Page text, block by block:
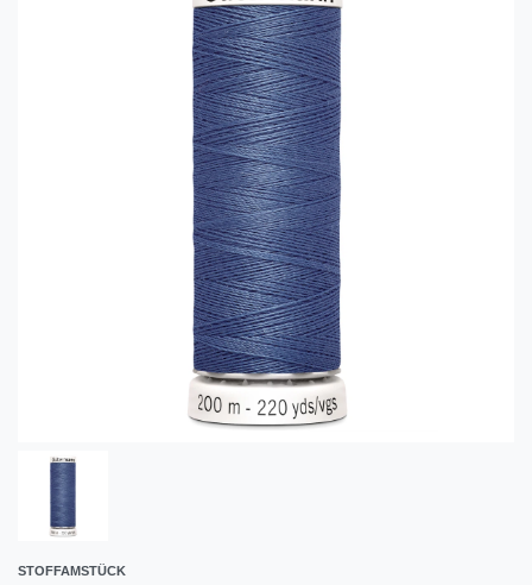
STOFFAMSTÜCK